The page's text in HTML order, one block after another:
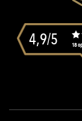
4,9/5 18